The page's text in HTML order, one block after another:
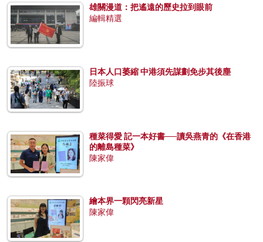
雄關漫道：把遙遠的歷史拉到眼前
編輯精選
日本人口萎縮 中港須先謀劃免步其後塵
陸振球
種菜得愛 記一本好書──讀吳燕青的《在香港
的離島種菜》
陳家偉
繪本界一顆閃亮新星
陳家偉